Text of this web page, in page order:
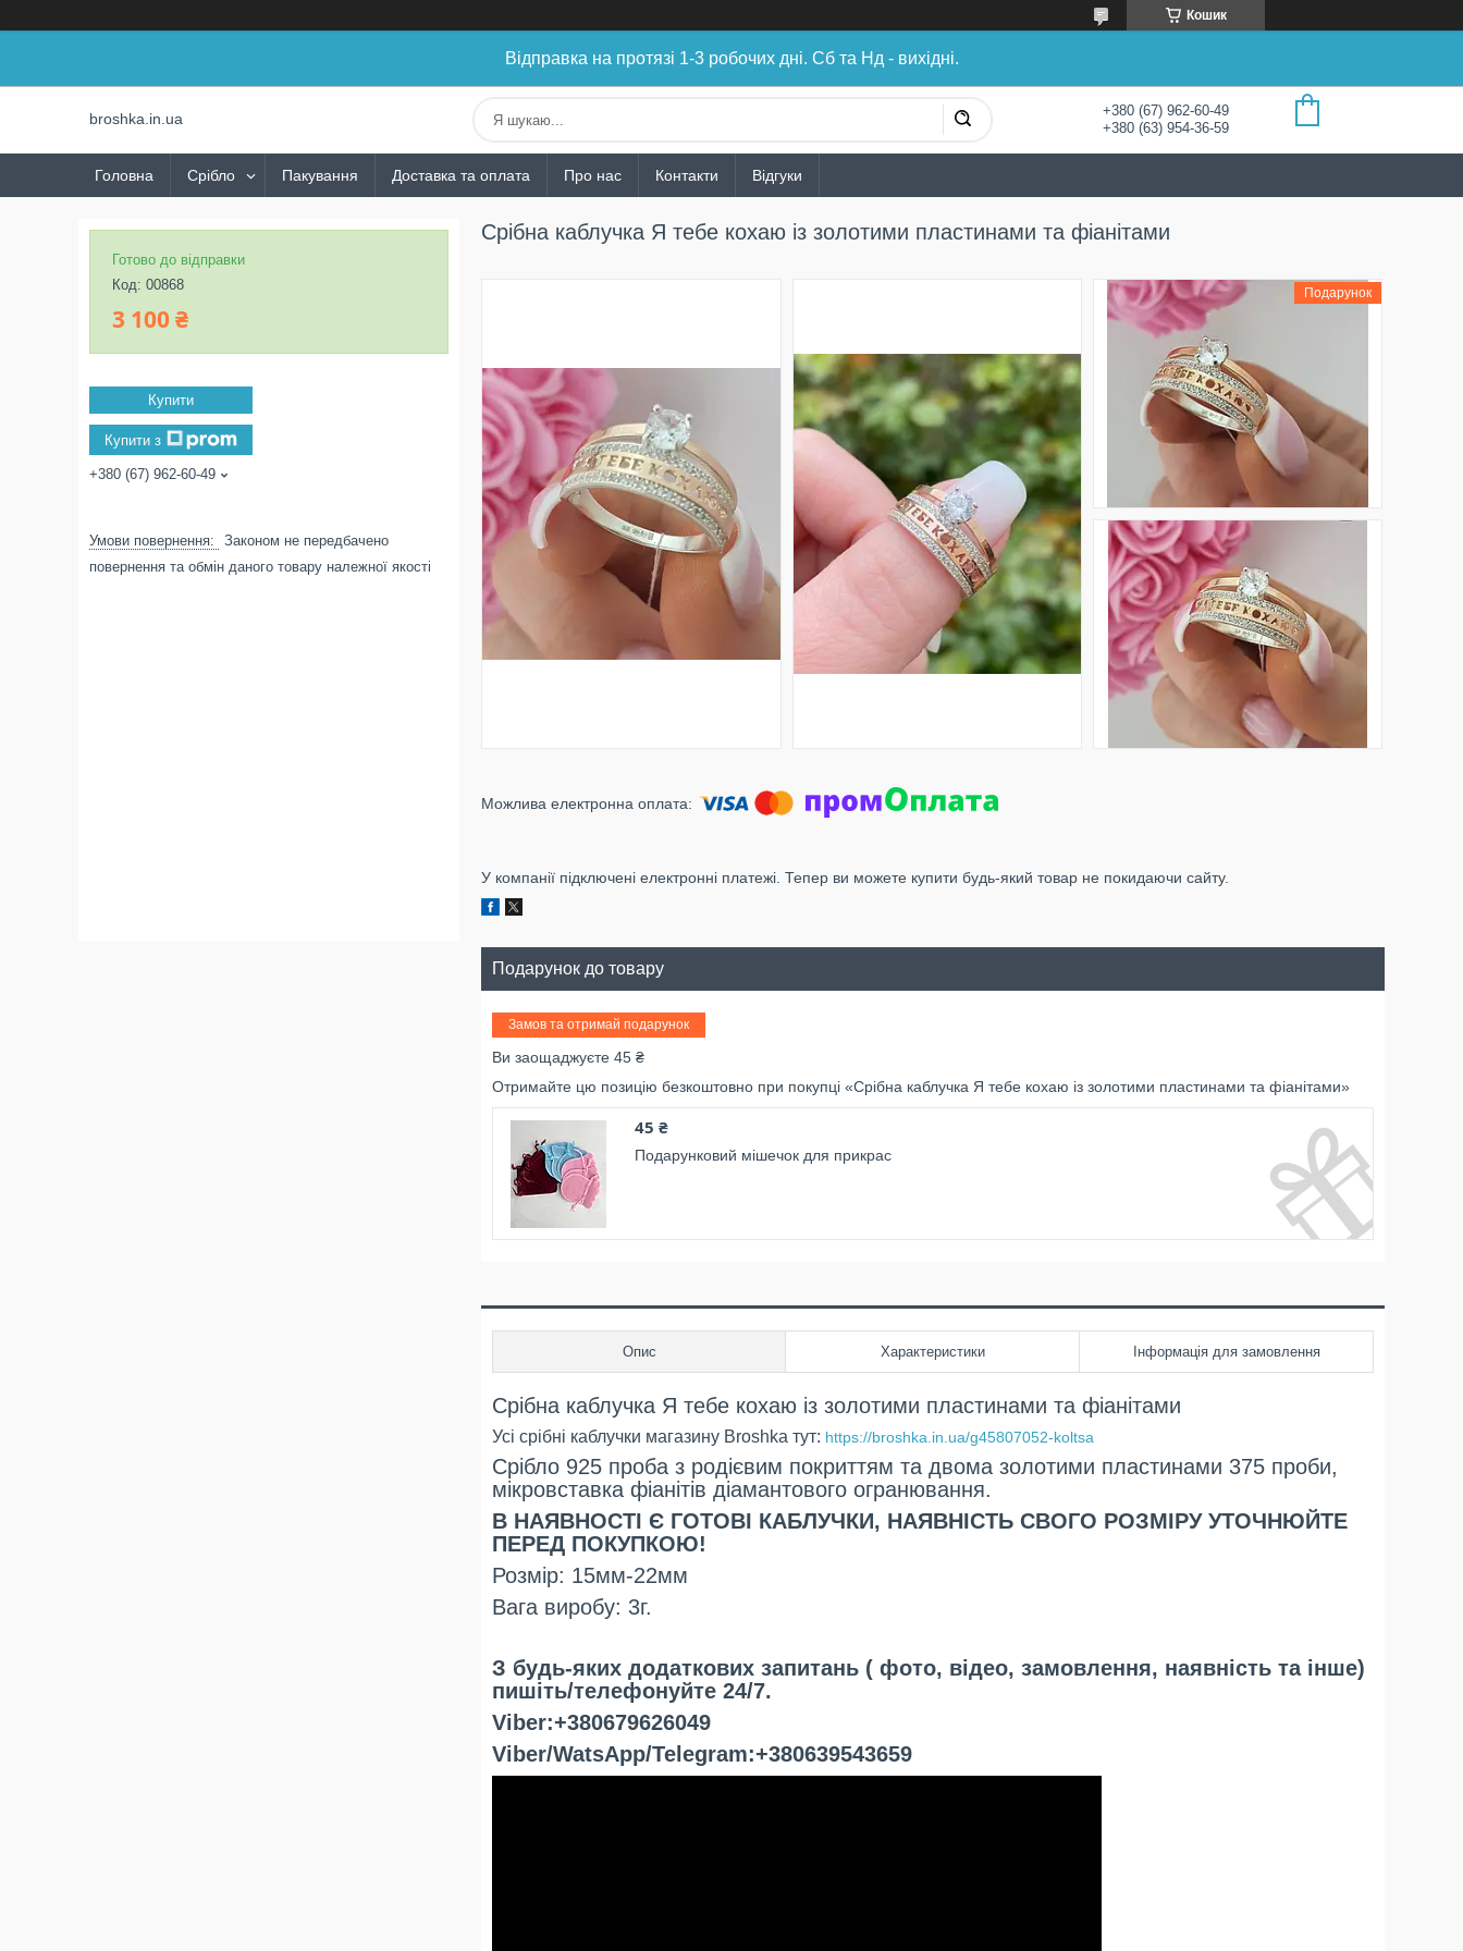
Кошик
Відправка на протязі 1-3 робочих дні. Сб та Нд - вихідні.
broshka.in.ua
+380 (67) 962-60-49
+380 (63) 954-36-59
Головна Срібло Пакування Доставка та оплата Про нас Контакти Відгуки
Срібна каблучка Я тебе кохаю із золотими пластинами та фіанітами
Подарунок
У компанії підключені електронні платежі. Тепер ви можете купити будь-який товар не покидаючи сайту.
Подарунок до товару
Замов та отримай подарунок
Ви заощаджуєте 45 ₴
Отримайте цю позицію безкоштовно при покупці «Срібна каблучка Я тебе кохаю із золотими пластинами та фіанітами»
45 ₴
Подарунковий мішечок для прикрас
Опис Характеристики Інформація для замовлення
Срібна каблучка Я тебе кохаю із золотими пластинами та фіанітами
Усі срібні каблучки магазину Broshka тут: https://broshka.in.ua/g45807052-koltsa
Срібло 925 проба з родієвим покриттям та двома золотими пластинами 375 проби,
мікровставка фіанітів діамантового огранювання.
В НАЯВНОСТІ Є ГОТОВІ КАБЛУЧКИ, НАЯВНІСТЬ СВОГО РОЗМІРУ УТОЧНЮЙТЕ
ПЕРЕД ПОКУПКОЮ!
Розмір: 15мм-22мм
Вага виробу: 3г.
З будь-яких додаткових запитань ( фото, відео, замовлення, наявність та інше)
пишіть/телефонуйте 24/7.
Viber:+380679626049
Viber/WatsApp/Telegram:+380639543659
Готово до відправки
Код: 00868
3 100 ₴
Купити
Купити з
+380 (67) 962-60-49
Законом не передбачено
повернення та обмін даного товару належної якості